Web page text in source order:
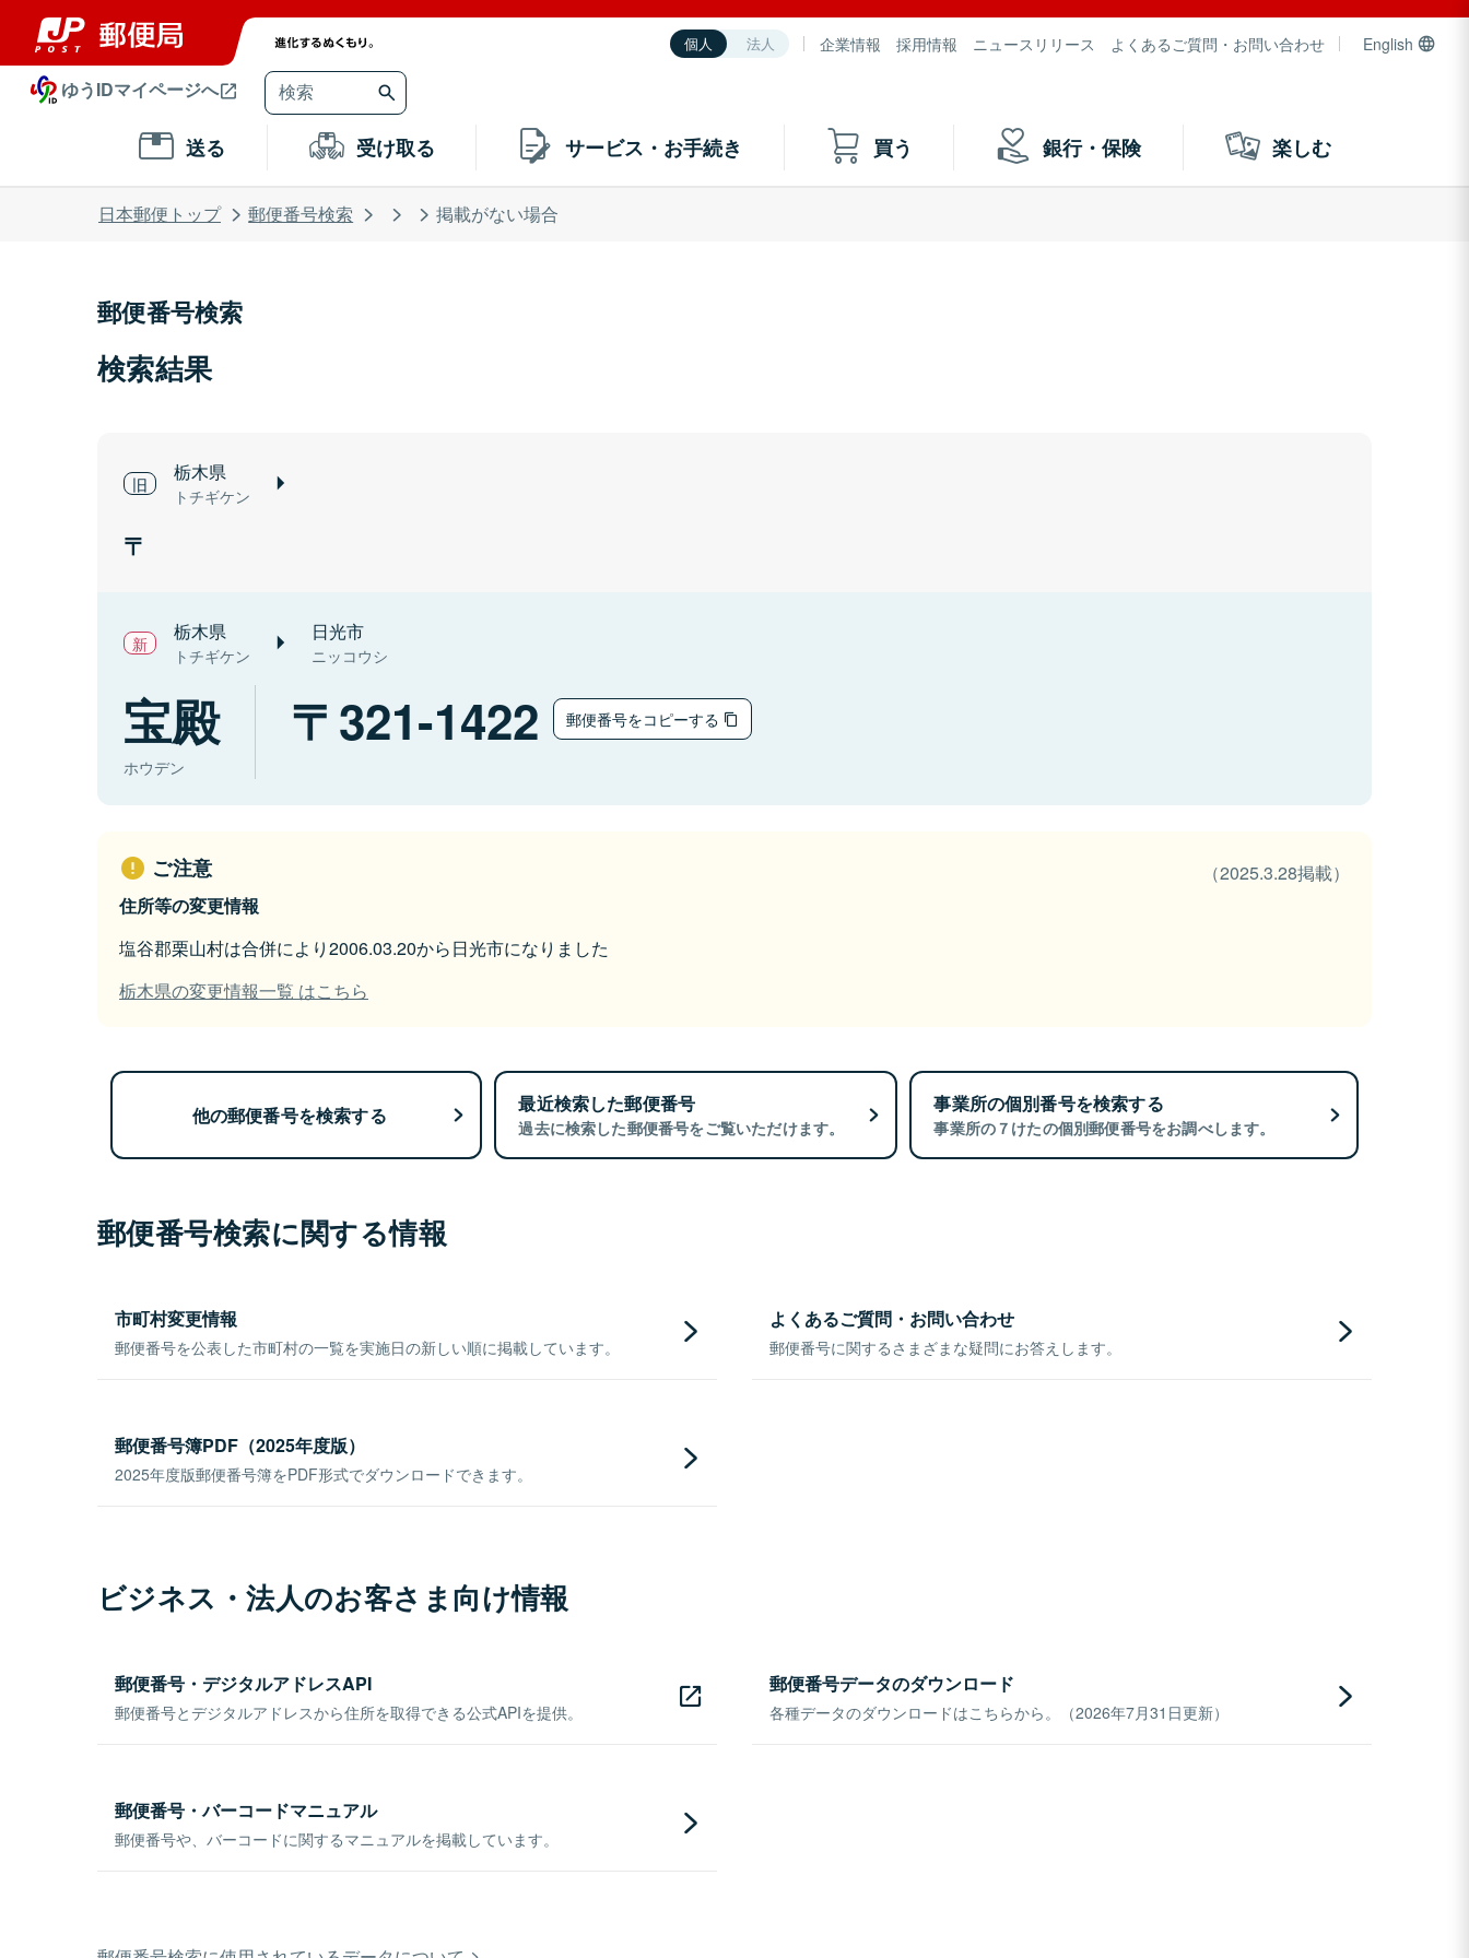
個人 法人 企業情報 採用情報 ニュースリリース よくあるご質問・お問い合わせ English
ゆうIDマイページへ
送る 受け取る サービス・お手続き 買う 銀行・保険 楽しむ
日本郵便トップ 郵便番号検索 掲載がない場合
郵便番号検索
検索結果
栃木県
トチギケン
栃木県
トチギケン
日光市
ニッコウシ
宝殿
ホウデン
321-1422 郵便番号をコピーする
ご注意
（2025.3.28掲載）
住所等の変更情報
塩谷郡栗山村は合併により2006.03.20から日光市になりました
栃木県の変更情報一覧 はこちら
他の郵便番号を検索する 最近検索した郵便番号
過去に検索した郵便番号をご覧いただけます。
事業所の個別番号を検索する
事業所の７けたの個別郵便番号をお調べします。
郵便番号検索に関する情報
市町村変更情報
郵便番号を公表した市町村の一覧を実施日の新しい順に掲載しています。
よくあるご質問・お問い合わせ
郵便番号に関するさまざまな疑問にお答えします。
郵便番号簿PDF（2025年度版）
2025年度版郵便番号簿をPDF形式でダウンロードできます。
ビジネス・法人のお客さま向け情報
郵便番号・デジタルアドレスAPI
郵便番号とデジタルアドレスから住所を取得できる公式APIを提供。
郵便番号データのダウンロード
各種データのダウンロードはこちらから。（2026年7月31日更新）
郵便番号・バーコードマニュアル
郵便番号や、バーコードに関するマニュアルを掲載しています。